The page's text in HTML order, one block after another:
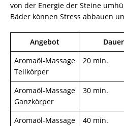
von der Energie der Steine
Bäder können Stress abbauen
Angebot Dauer
Aromaöl-Massage
Teilkörper
20 min.
Aromaöl-Massage
Ganzkörper
30 min.
Aromaöl-Massage
40 min.